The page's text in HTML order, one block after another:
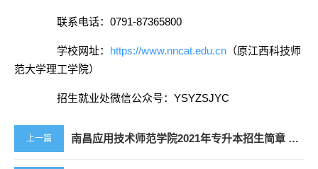
联系电话： 0791-87365800
学校网址： https://www.nncat.edu.cn （原江西科技师
范大学理工学院）
招生就业处微信公众号：YSYZSJYC
上一篇 南昌应用技术师范学院2021年专升本招生简章 （原江西科技师范大学理工学院）